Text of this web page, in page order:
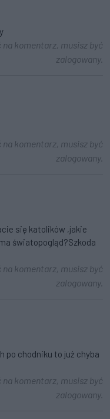
na komentarz, musisz być
zalogowany.
na komentarz, musisz być
zalogowany.
się katolików ,jakie
światopogląd?Szkoda
na komentarz, musisz być
zalogowany.
po chodniku to już chyba
na komentarz, musisz być
zalogowany.